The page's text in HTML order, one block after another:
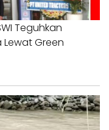
Teguhkan
Lewat Green